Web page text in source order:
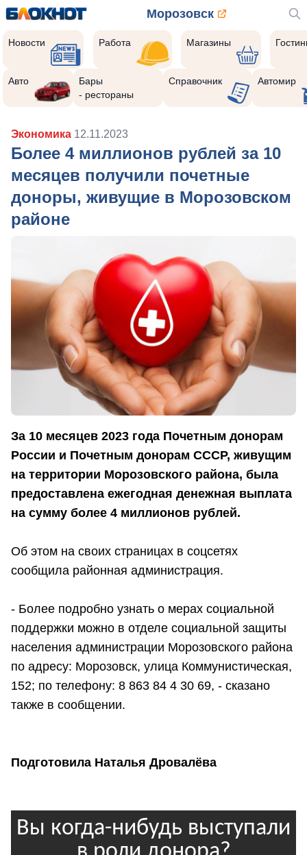
Морозовск
Новости Работа Магазины
Авто
Бары
- рестораны
Справочник Автомир
Экономика 12.11.2023
Более 4 миллионов рублей за 10
месяцев получили почетные
доноры, живущие в Морозовском
районе
За 10 месяцев 2023 года Почетным донорам
России и Почетным донорам СССР, живущим
на территории Морозовского района, была
предоставлена ежегодная денежная выплата
на сумму более 4 миллионов рублей.
Об этом на своих страницах в соцсетях
сообщила районная администрация.
- Более подробно узнать о мерах социальной
поддержки можно в отделе социальной защиты
населения администрации Морозовского района
по адресу: Морозовск, улица Коммунистическая,
152; по телефону: 8 863 84 4 30 69, - сказано
также в сообщении.
Подготовила Наталья Дровалёва